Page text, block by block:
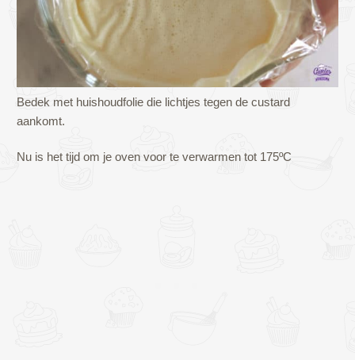
Bedek met huishoudfolie die lichtjes tegen de custard
aankomt.
Nu is het tijd om je oven voor te verwarmen tot 175ºC